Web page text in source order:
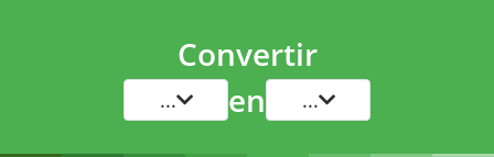
Convertir
... en ...